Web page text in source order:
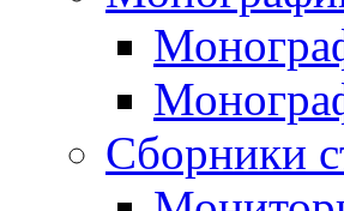
Сборники